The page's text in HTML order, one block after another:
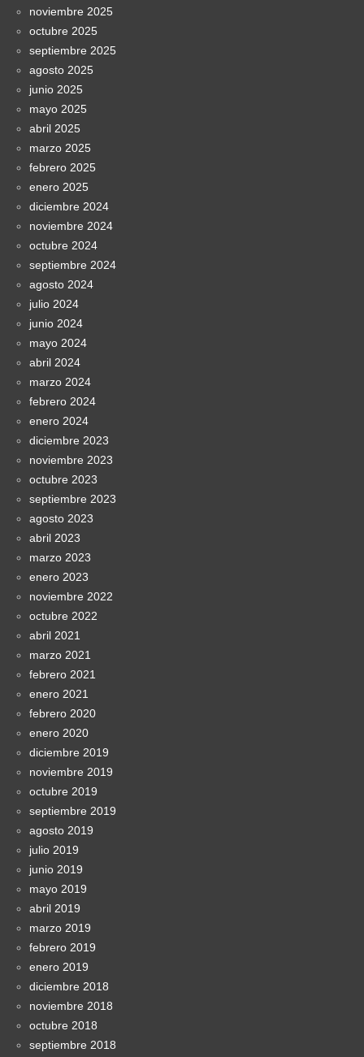
noviembre 2025
octubre 2025
septiembre 2025
agosto 2025
junio 2025
mayo 2025
abril 2025
marzo 2025
febrero 2025
enero 2025
diciembre 2024
noviembre 2024
octubre 2024
septiembre 2024
agosto 2024
julio 2024
junio 2024
mayo 2024
abril 2024
marzo 2024
febrero 2024
enero 2024
diciembre 2023
noviembre 2023
octubre 2023
septiembre 2023
agosto 2023
abril 2023
marzo 2023
enero 2023
noviembre 2022
octubre 2022
abril 2021
marzo 2021
febrero 2021
enero 2021
febrero 2020
enero 2020
diciembre 2019
noviembre 2019
octubre 2019
septiembre 2019
agosto 2019
julio 2019
junio 2019
mayo 2019
abril 2019
marzo 2019
febrero 2019
enero 2019
diciembre 2018
noviembre 2018
octubre 2018
septiembre 2018